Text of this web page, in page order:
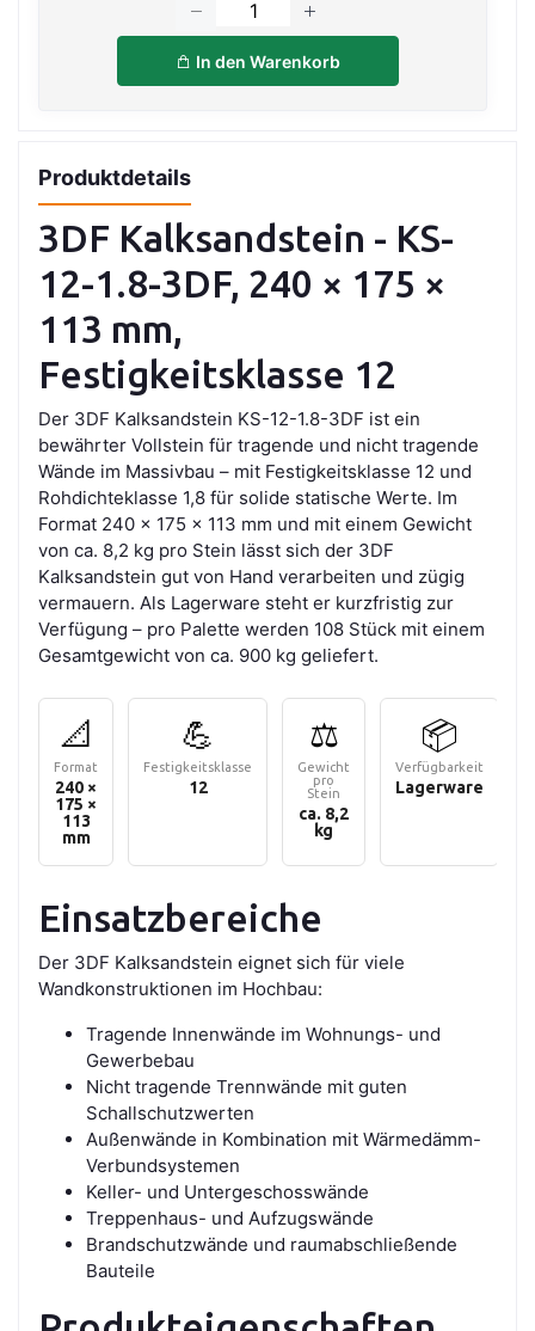
In den Warenkorb
Produktdetails
3DF Kalksandstein - KS-
12-1.8-3DF, 240 × 175 ×
113 mm,
Festigkeitsklasse 12
Der 3DF Kalksandstein KS-12-1.8-3DF ist ein
bewährter Vollstein für tragende und nicht tragende
Wände im Massivbau – mit Festigkeitsklasse 12 und
Rohdichteklasse 1,8 für solide statische Werte. Im
Format 240 × 175 × 113 mm und mit einem Gewicht
von ca. 8,2 kg pro Stein lässt sich der 3DF
Kalksandstein gut von Hand verarbeiten und zügig
vermauern. Als Lagerware steht er kurzfristig zur
Verfügung – pro Palette werden 108 Stück mit einem
Gesamtgewicht von ca. 900 kg geliefert.
📐
Format
240 ×
175 ×
113
mm
💪
Festigkeitsklasse
12
⚖️
Gewicht
pro
Stein
ca. 8,2
kg
📦
Verfügbarkeit
Lagerware
Einsatzbereiche
Der 3DF Kalksandstein eignet sich für viele
Wandkonstruktionen im Hochbau:
Tragende Innenwände im Wohnungs- und
Gewerbebau
Nicht tragende Trennwände mit guten
Schallschutzwerten
Außenwände in Kombination mit Wärmedämm-
Verbundsystemen
Keller- und Untergeschosswände
Treppenhaus- und Aufzugswände
Brandschutzwände und raumabschließende
Bauteile